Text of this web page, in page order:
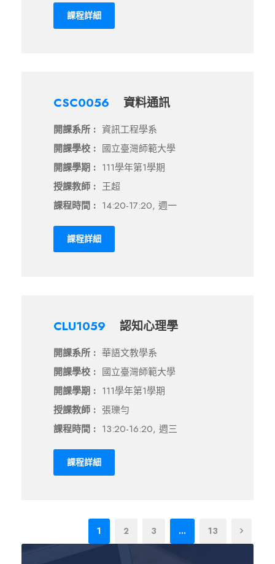
課程詳細
CSC0056 資料通訊
開課系所 : 資訊工程學系
開課學校 : 國立臺灣師範大學
開課學期 : 111學年第1學期
授課教師 : 王超
課程時間 : 14:20-17:20, 週一
課程詳細
CLU1059 認知心理學
開課系所 : 華語文教學系
開課學校 : 國立臺灣師範大學
開課學期 : 111學年第1學期
授課教師 : 張瓅勻
課程時間 : 13:20-16:20, 週三
課程詳細
1 2 3 ... 13